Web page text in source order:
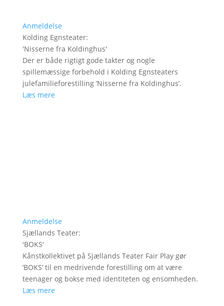
Anmeldelse
Kolding Egnsteater:
'Nisserne fra Koldinghus'
Der er både rigtigt gode takter og nogle
spillemæssige forbehold i Kolding Egnsteaters
julefamilieforestilling ’Nisserne fra Koldinghus’.
Læs mere
Anmeldelse
Sjællands Teater:
'BOKS'
Kånstkollektivet på Sjællands Teater Fair Play gør
’BOKS’ til en medrivende forestilling om at være
teenager og bokse med identiteten og ensomheden.
Læs mere